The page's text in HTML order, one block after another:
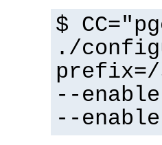
$
./
prefix=/
--
--